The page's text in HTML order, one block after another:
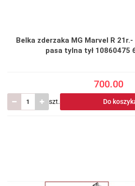
Belka zderzaka MG Marvel R
pasa tylna tył 10860475
700.00
szt. Do